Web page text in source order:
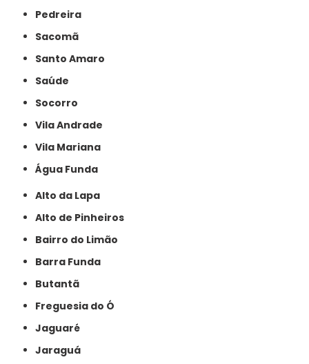
Pedreira
Sacomã
Santo Amaro
Saúde
Socorro
Vila Andrade
Vila Mariana
Água Funda
Alto da Lapa
Alto de Pinheiros
Bairro do Limão
Barra Funda
Butantã
Freguesia do Ó
Jaguaré
Jaraguá